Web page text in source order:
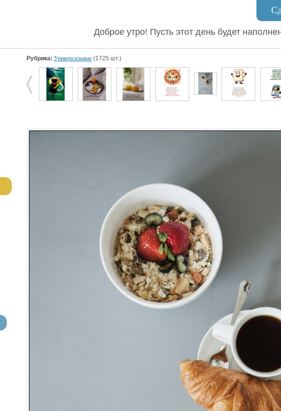
Доброе утро! Пусть этот день будет
Рубрика: Универсальные (1725 шт.)